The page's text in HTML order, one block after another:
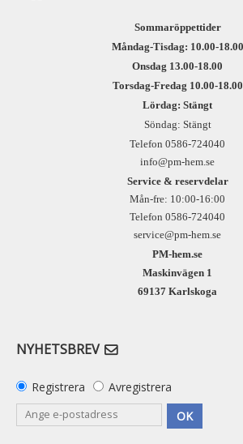
Sommaröppettider
Måndag-Tisdag: 10.00-18.00
Onsdag 13.00-18.00
Torsdag-Fredag 10.00-18.00
Lördag: Stängt
Söndag: Stängt
Telefon 0586-724040
info@pm-hem.se
Service & reservdelar
Mån-fre: 10:00-16:00
Telefon 0586-724040
service@pm-hem.se
PM-hem.se
Maskinvägen 1
69137 Karlskoga
NYHETSBREV
Registrera
Avregistrera
OK